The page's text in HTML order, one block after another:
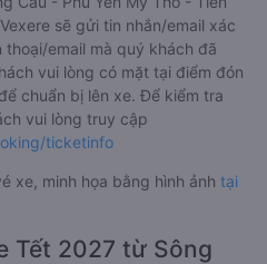
sẽ gửi tin nhắn/email xác
email mà quý khách đã
vui lòng có mặt tại điểm đón
chuẩn bị lên xe. Để kiểm tra
vui lòng truy cập
ticketinfo
xe, minh họa bằng hình ảnh tại
Tết 2027 từ Sông